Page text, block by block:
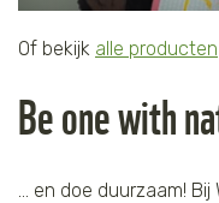
GOED
Laat je kind spelen,
naar school gaan
Of bekijk alle producten
Be one with
… en doe duurzaam!